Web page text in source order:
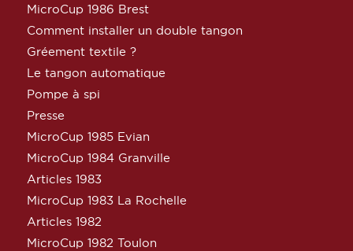
MicroCup 1986 Brest
Comment installer un double tangon
Gréement textile ?
Le tangon automatique
Pompe à spi
Presse
MicroCup 1985 Evian
MicroCup 1984 Granville
Articles 1983
MicroCup 1983 La Rochelle
Articles 1982
MicroCup 1982 Toulon